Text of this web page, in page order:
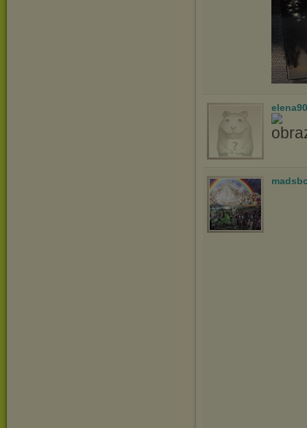
elena90